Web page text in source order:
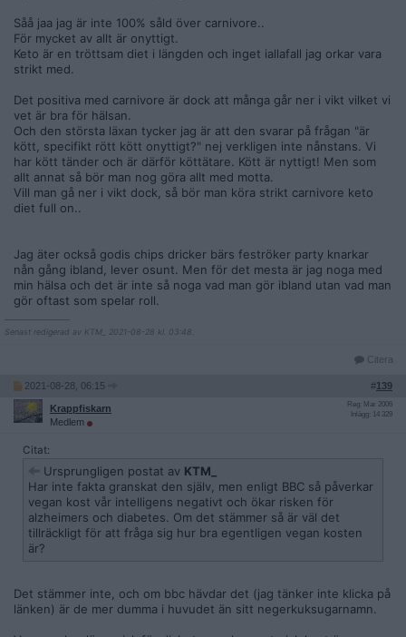
Såå jaa jag är inte 100% såld över carnivore..
För mycket av allt är onyttigt.
Keto är en tröttsam diet i längden och inget iallafall jag orkar vara
strikt med.
Det positiva med carnivore är dock att många går ner i vikt vilket vi
vet är bra för hälsan.
Och den största läxan tycker jag är att den svarar på frågan "är
kött, specifikt rött kött onyttigt?" nej verkligen inte nånstans. Vi
har kött tänder och är därför köttätare. Kött är nyttigt! Men som
allt annat så bör man nog göra allt med motta.
Vill man gå ner i vikt dock, så bör man köra strikt carnivore keto
diet full on..
Jag äter också godis chips dricker bärs feströker party knarkar
nån gång ibland, lever osunt. Men för det mesta är jag noga med
min hälsa och det är inte så noga vad man gör ibland utan vad man
gör oftast som spelar roll.
Senast redigerad av KTM_ 2021-08-28 kl. 03:48.
Citera
2021-08-28, 06:15 #139
Krappfiskarn
Medlem
Reg: Mar 2006
Inlägg: 14 329
Citat:
Ursprungligen postat av KTM_
Har inte fakta granskat den själv, men enligt BBC så påverkar
vegan kost vår intelligens negativt och ökar risken för
alzheimers och diabetes. Om det stämmer så är väl det
tillräckligt för att fråga sig hur bra egentligen vegan kosten
är?
Det stämmer inte, och om bbc hävdar det (jag tänker inte klicka på
länken) är de mer dumma i huvudet än sitt negerkuksugarnamn.